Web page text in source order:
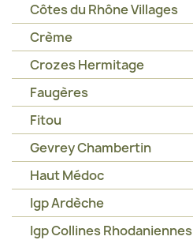
Côtes du Rhône Villages
Crème
Crozes Hermitage
Faugères
Fitou
Gevrey Chambertin
Haut Médoc
Igp Ardèche
Igp Collines Rhodaniennes